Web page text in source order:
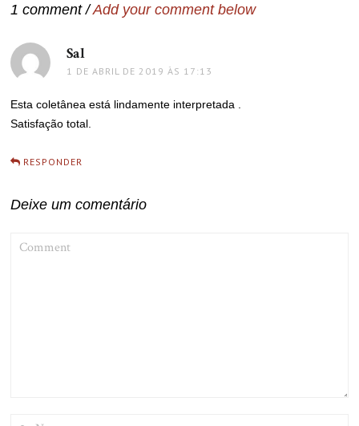
1 comment /Add your comment below
Sal
1 DE ABRIL DE 2019 ÀS 17:13
Esta coletânea está lindamente interpretada .
Satisfação total.
RESPONDER
Deixe um comentário